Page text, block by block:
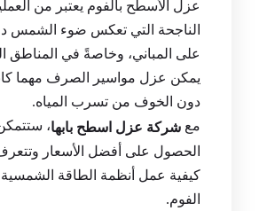
عزل الأسطح بالفوم يعتبر من
الناجحة التي تعكس ضوء الشمس
على المباني، وخاصةً في المناطق
يمكن عزل مواسير الصرف مهما
دون الخوف من تسرب المياه.
مع شركة عزل اسطح بابها،
الحصول على أفضل الأسعار
كيفية عمل أنظمة الطاقة الشمسية
الفوم.